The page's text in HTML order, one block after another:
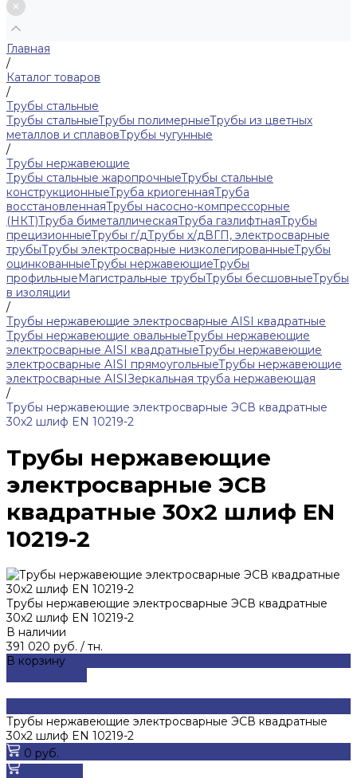
Главная
/
Каталог товаров
/
Трубы стальные
Трубы стальныеТрубы полимерныеТрубы из цветных
металлов и сплавовТрубы чугунные
/
Трубы нержавеющие
Трубы стальные жаропрочныеТрубы стальные
конструкционныеТруба криогеннаяТруба
восстановленнаяТрубы насосно-компрессорные
(НКТ)Труба биметаллическаяТруба газлифтнаяТрубы
прецизионныеТрубы г/дТрубы х/дВГП, электросварные
трубыТрубы электросварные низколегированныеТрубы
оцинкованныеТрубы нержавеющиеТрубы
профильныеМагистральные трубыТрубы бесшовныеТрубы
в изоляции
/
Трубы нержавеющие электросварные AISI квадратные
Трубы нержавеющие овальныеТрубы нержавеющие
электросварные AISI квадратныеТрубы нержавеющие
электросварные AISI прямоугольныеТрубы нержавеющие
электросварные AISIЗеркальная труба нержавеющая
/
Трубы нержавеющие электросварные ЭСВ квадратные
30x2 шлиф EN 10219-2
Трубы нержавеющие
электросварные ЭСВ
квадратные 30x2 шлиф EN
10219-2
Трубы нержавеющие электросварные ЭСВ квадратные
30x2 шлиф EN 10219-2
В наличии
391 020 руб. / тн.
В корзину
Трубы нержавеющие электросварные ЭСВ квадратные
30x2 шлиф EN 10219-2
0 руб.